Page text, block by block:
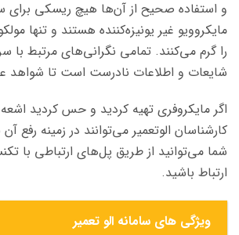
و استفاده صحیح از آن‌ها هیچ ریسکی برای
مایکروویو غیر یونیزه‌کننده هستند و تنها
را گرم می‌کنند. تمامی نگرانی‌های مرتبط با
شایعات و اطلاعات نادرست است تا شواهد
اگر مایکروفری تهیه کردید و حس کردید
کارشناسان الو‌تعمیر می‌توانند در زمینه رفع
شما می‌توانید از طریق پل‌های ارتباطی با
ارتباط باشید.
ویژگی های سامانه الو تعمیر